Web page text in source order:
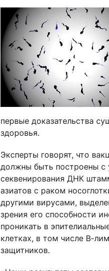
первые доказательства
здоровья.
Эксперты говорят, что
должны быть построены с
секвенирования ДНК
азиатов с раком
другими вирусами,
зрения его способности
проникать в
клетках, в том числе В-
защитников.